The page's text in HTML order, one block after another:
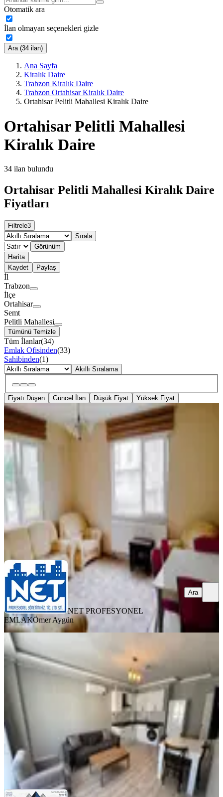
Otomatik ara
İlan olmayan seçenekleri gizle
Ara (34 ilan)
Ana Sayfa
Kiralık Daire
Trabzon Kiralık Daire
Trabzon Ortahisar Kiralık Daire
Ortahisar Pelitli Mahallesi Kiralık Daire
Ortahisar Pelitli Mahallesi
Kiralık Daire
34 ilan bulundu
Ortahisar Pelitli Mahallesi Kiralık Daire
Fiyatları
Filtrele3
Sırala
Görünüm
Harita
Kaydet
Paylaş
İl
Trabzon
İlçe
Ortahisar
Semt
Pelitli Mahallesi
Tümünü Temizle
Tüm İlanlar(34)
Emlak Ofisinden(33)
Sahibinden(1)
Akıllı Sıralama
Fiyatı Düşen Güncel İlan Düşük Fiyat Yüksek Fiyat
YENİ
Pelitli Sahilde 2+1 Eşyalı Kıralık
Daire
Ortahisar, Pelitli Mahallesi
NET PROFESYONEL EMLAK
NET PROFESYONEL
EMLAKÖmer Aygün
Ara
YENİ
Eylül - 15 Haziran)
Ortahisar, Pelitli Mahallesi
100 m²·1. Kat·07.08.2026
TRABZON İNVEST Resul Zengin